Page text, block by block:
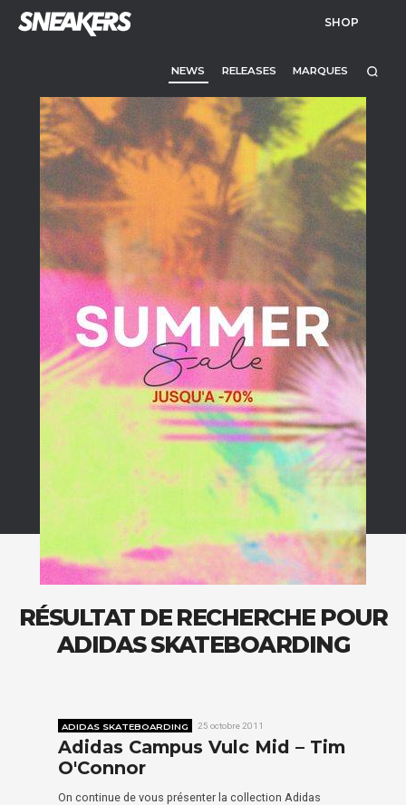
SHOP
NEWS RELEASES MARQUES
RÉSULTAT DE RECHERCHE POUR
ADIDAS SKATEBOARDING
ADIDAS SKATEBOARDING 25 octobre 2011
Adidas Campus Vulc Mid – Tim
O'Connor
On continue de vous présenter la collection Adidas